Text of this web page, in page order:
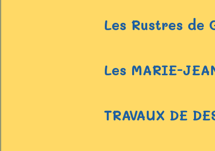
Les Rustres de
Les MARIE-
TRAVAUX DE